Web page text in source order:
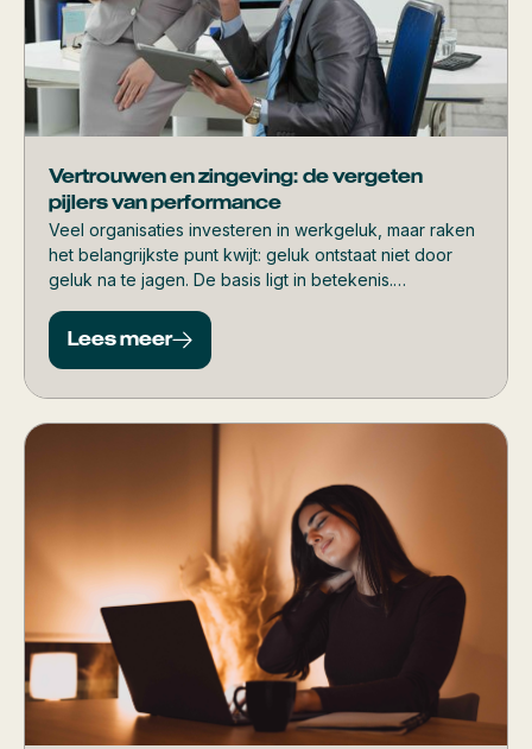
Vertrouwen en zingeving: de vergeten
pijlers van performance
Veel organisaties investeren in werkgeluk, maar raken
het belangrijkste punt kwijt: geluk ontstaat niet door
geluk na te jagen. De basis ligt in betekenis.
doet, als ze verbonden zijn met hun team en blijven
groeien.
Lees meer